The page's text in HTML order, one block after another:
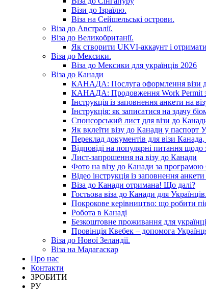
Візи до Ізраїлю.
Віза на Сейшельські острови.
Віза до Австралії.
Віза до Великобританії.
Як створити UKVI-аккаунт і
Віза до Мексики.
Віза до Мексики для українців 2026
Віза до Канади
КАНАДА: Послуга оформлення візи
КАНАДА: Продовження Work Permit
Інструкція із заповнення анкети на
Інструкція: як записатися на здачу
Спонсорський лист для візи до
Як вклеїти візу до Канади у паспорт
Переклад документів для візи
Відповіді на популярні питання
Лист-запрошення на візу до Канади
Фото на візу до Канади за
Відео інструкція із заповнення
Віза до Канади отримана! Що далі?
Гостьова віза до Канади для Українців.
Покрокове керівництво: що робити
Робота в Канаді
Безкоштовне проживання для
Провінція Квебек – допомога
Віза до Нової Зеландії.
Віза на Мадагаскар
Про нас
Контакти
ЗРОБИТИ
РУ